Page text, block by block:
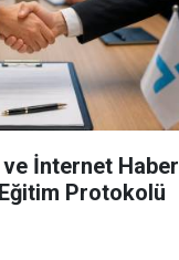
İnternet Haber
Protokolü